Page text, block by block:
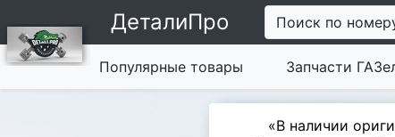
ДеталиПро Поиск по
Популярные товары Запчасти
«В наличии